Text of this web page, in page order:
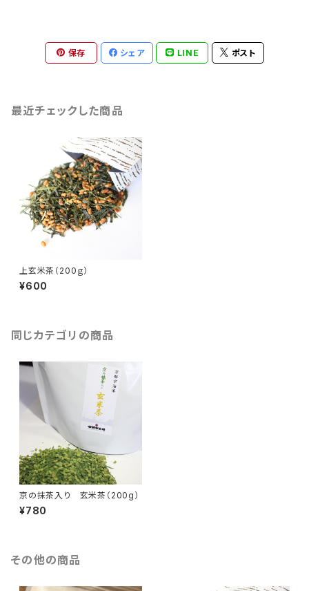
保存 シェア LINE ポスト
最近チェックした商品
上玄米茶（200ｇ）
¥600
同じカテゴリの商品
京の抹茶入り 玄米茶（200g）
¥780
その他の商品